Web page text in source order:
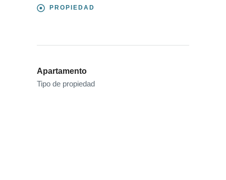
PROPIEDAD
Apartamento
Tipo de propiedad